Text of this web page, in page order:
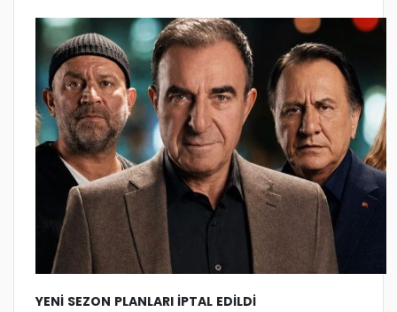
YENİ SEZON PLANLARI İPTAL EDİLDİ